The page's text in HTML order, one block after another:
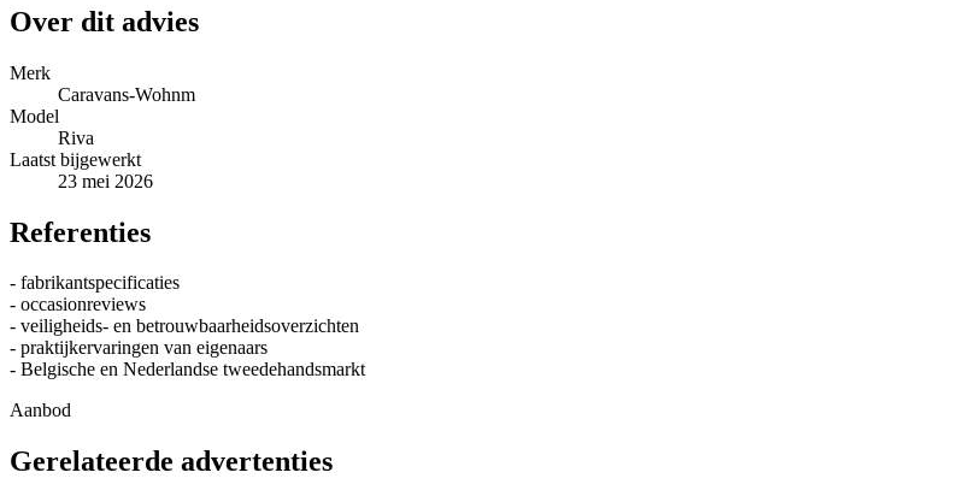
Over dit advies
Merk
Caravans-Wohnm
Model
Riva
Laatst bijgewerkt
23 mei 2026
Referenties
- fabrikantspecificaties
- occasionreviews
- veiligheids- en betrouwbaarheidsoverzichten
- praktijkervaringen van eigenaars
- Belgische en Nederlandse tweedehandsmarkt
Aanbod
Gerelateerde advertenties